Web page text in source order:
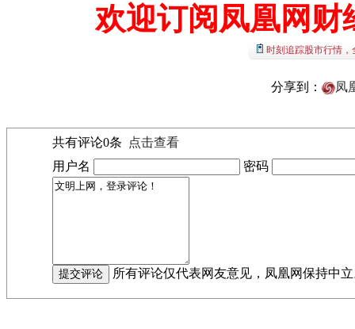
欢迎订阅凤凰网财
时刻追踪股市行情
分享到： 凤
共有评论0条
点击查看
用户名
密码
所有评论仅代表网友意见，凤凰网保持中